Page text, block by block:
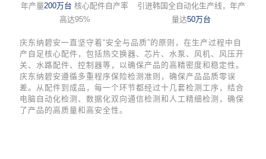
年产量200万台 核心配件自产率
高达95%
引进韩国全自动化生产线，年产
量达50万台
庆东纳碧安一直坚守着“安全与品质”的原则，在生产过程中自
产自足核心配件，包括热交换器、芯片、水泵、风机、风压开
关、水路配件、控制器等，以确保产品的高精密度和稳定性。
庆东纳碧安遵循多重程序保险检测准则，确保产品品质零误
差。从配件到成品，每一个环节都经过十几套检测工序，结合
电脑自动化检测、数据化双向通信检测和人工精细检测，确保
了产品的高质量和高安全性。